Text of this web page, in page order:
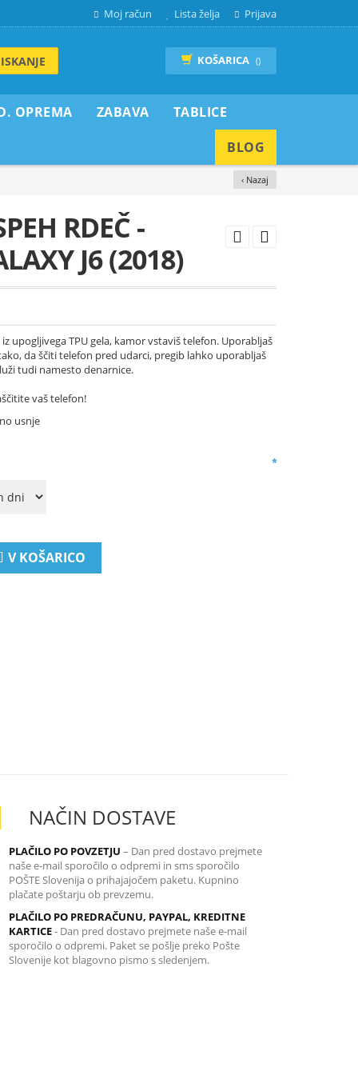
Moj račun Lista želja Prijava
ISKANJE KOŠARICA ()
OPREMA ZABAVA
TABLICE
BLOG
‹ Nazaj
RDEČ -
J6 (2018)
upogljivega TPU gela, kamor vstaviš telefon. Uporabljaš
da ščiti telefon pred udarci, pregib lahko uporabljaš
tudi namesto denarnice.
vaš telefon!
usnje
*
V KOŠARICO
NAČIN DOSTAVE
PLAČILO PO POVZETJU – Dan pred dostavo prejmete
naše e-mail sporočilo o odpremi in sms sporočilo
POŠTE Slovenija o prihajajočem paketu. Kupnino
plačate poštarju ob prevzemu.
PLAČILO PO PREDRAČUNU, PAYPAL, KREDITNE
KARTICE- Dan pred dostavo prejmete naše e-mail
sporočilo o odpremi. Paket se pošlje preko Pošte
Slovenije kot blagovno pismo s sledenjem.